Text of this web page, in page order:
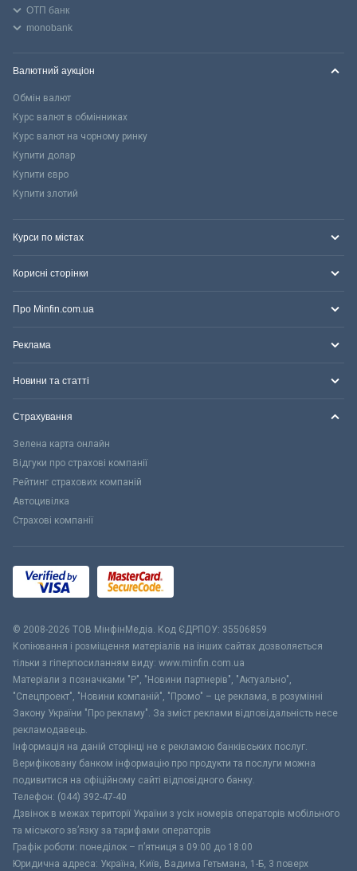
ОТП банк
monobank
Валютний аукціон
Обмін валют
Курс валют в обмінниках
Курс валют на чорному ринку
Купити долар
Купити євро
Купити злотий
Курси по містах
Корисні сторінки
Про Minfin.com.ua
Реклама
Новини та статті
Страхування
Зелена карта онлайн
Відгуки про страхові компанії
Рейтинг страхових компаній
Автоцивілка
Страхові компанії
© 2008-2026 ТОВ МiнфiнМедiа. Код ЄДРПОУ: 35506859
Копіювання і розміщення матеріалів на інших сайтах дозволяється
тільки з гіперпосиланням виду: www.minfin.com.ua
Матеріали з позначками "Р", "Новини партнерів", "Актуально",
"Спецпроект", "Новини компаній", "Промо" – це реклама, в розумінні
Закону України "Про рекламу". За зміст реклами відповідальність несе
рекламодавець.
Інформація на даній сторінці не є рекламою банківських послуг.
Верифіковану банком інформацію про продукти та послуги можна
подивитися на офіційному сайті відповідного банку.
Телефон: (044) 392-47-40
Дзвінок в межах території України з усіх номерів операторів мобільного
та міського зв’язку за тарифами операторів
Графік роботи: понеділок – п’ятниця з 09:00 до 18:00
Юридична адреса: Україна, Київ, Вадима Гетьмана, 1-Б, 3 поверх